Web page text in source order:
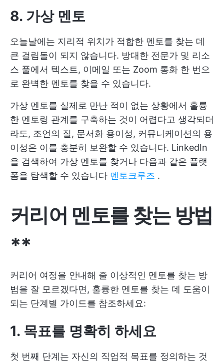
8. 가상 멘토
오늘날에는 지리적 위치가 적합한 멘토를 찾는 데
큰 걸림돌이 되지 않습니다. 방대한 전문가 및 리소
스 풀에서 텍스트, 이메일 또는 Zoom 통화 한 번으
로 완벽한 멘토를 찾을 수 있습니다.
가상 멘토를 실제로 만난 적이 없는 상황에서 훌륭
한 멘토링 관계를 구축하는 것이 어렵다고 생각되더
라도, 조언의 질, 문서화 용이성, 커뮤니케이션의 용
이성은 이를 충분히 보완할 수 있습니다. LinkedIn
을 검색하여 가상 멘토를 찾거나 다음과 같은 플랫
폼을 탐색할 수 있습니다 멘토크루즈 .
커리어 멘토를 찾는 방법
**
커리어 여정을 안내해 줄 이상적인 멘토를 찾는 방
법을 잘 모르겠다면, 훌륭한 멘토를 찾는 데 도움이
되는 단계별 가이드를 참조하세요:
1. 목표를 명확히 하세요
첫 번째 단계는 자신의 직업적 목표를 정의하는 것